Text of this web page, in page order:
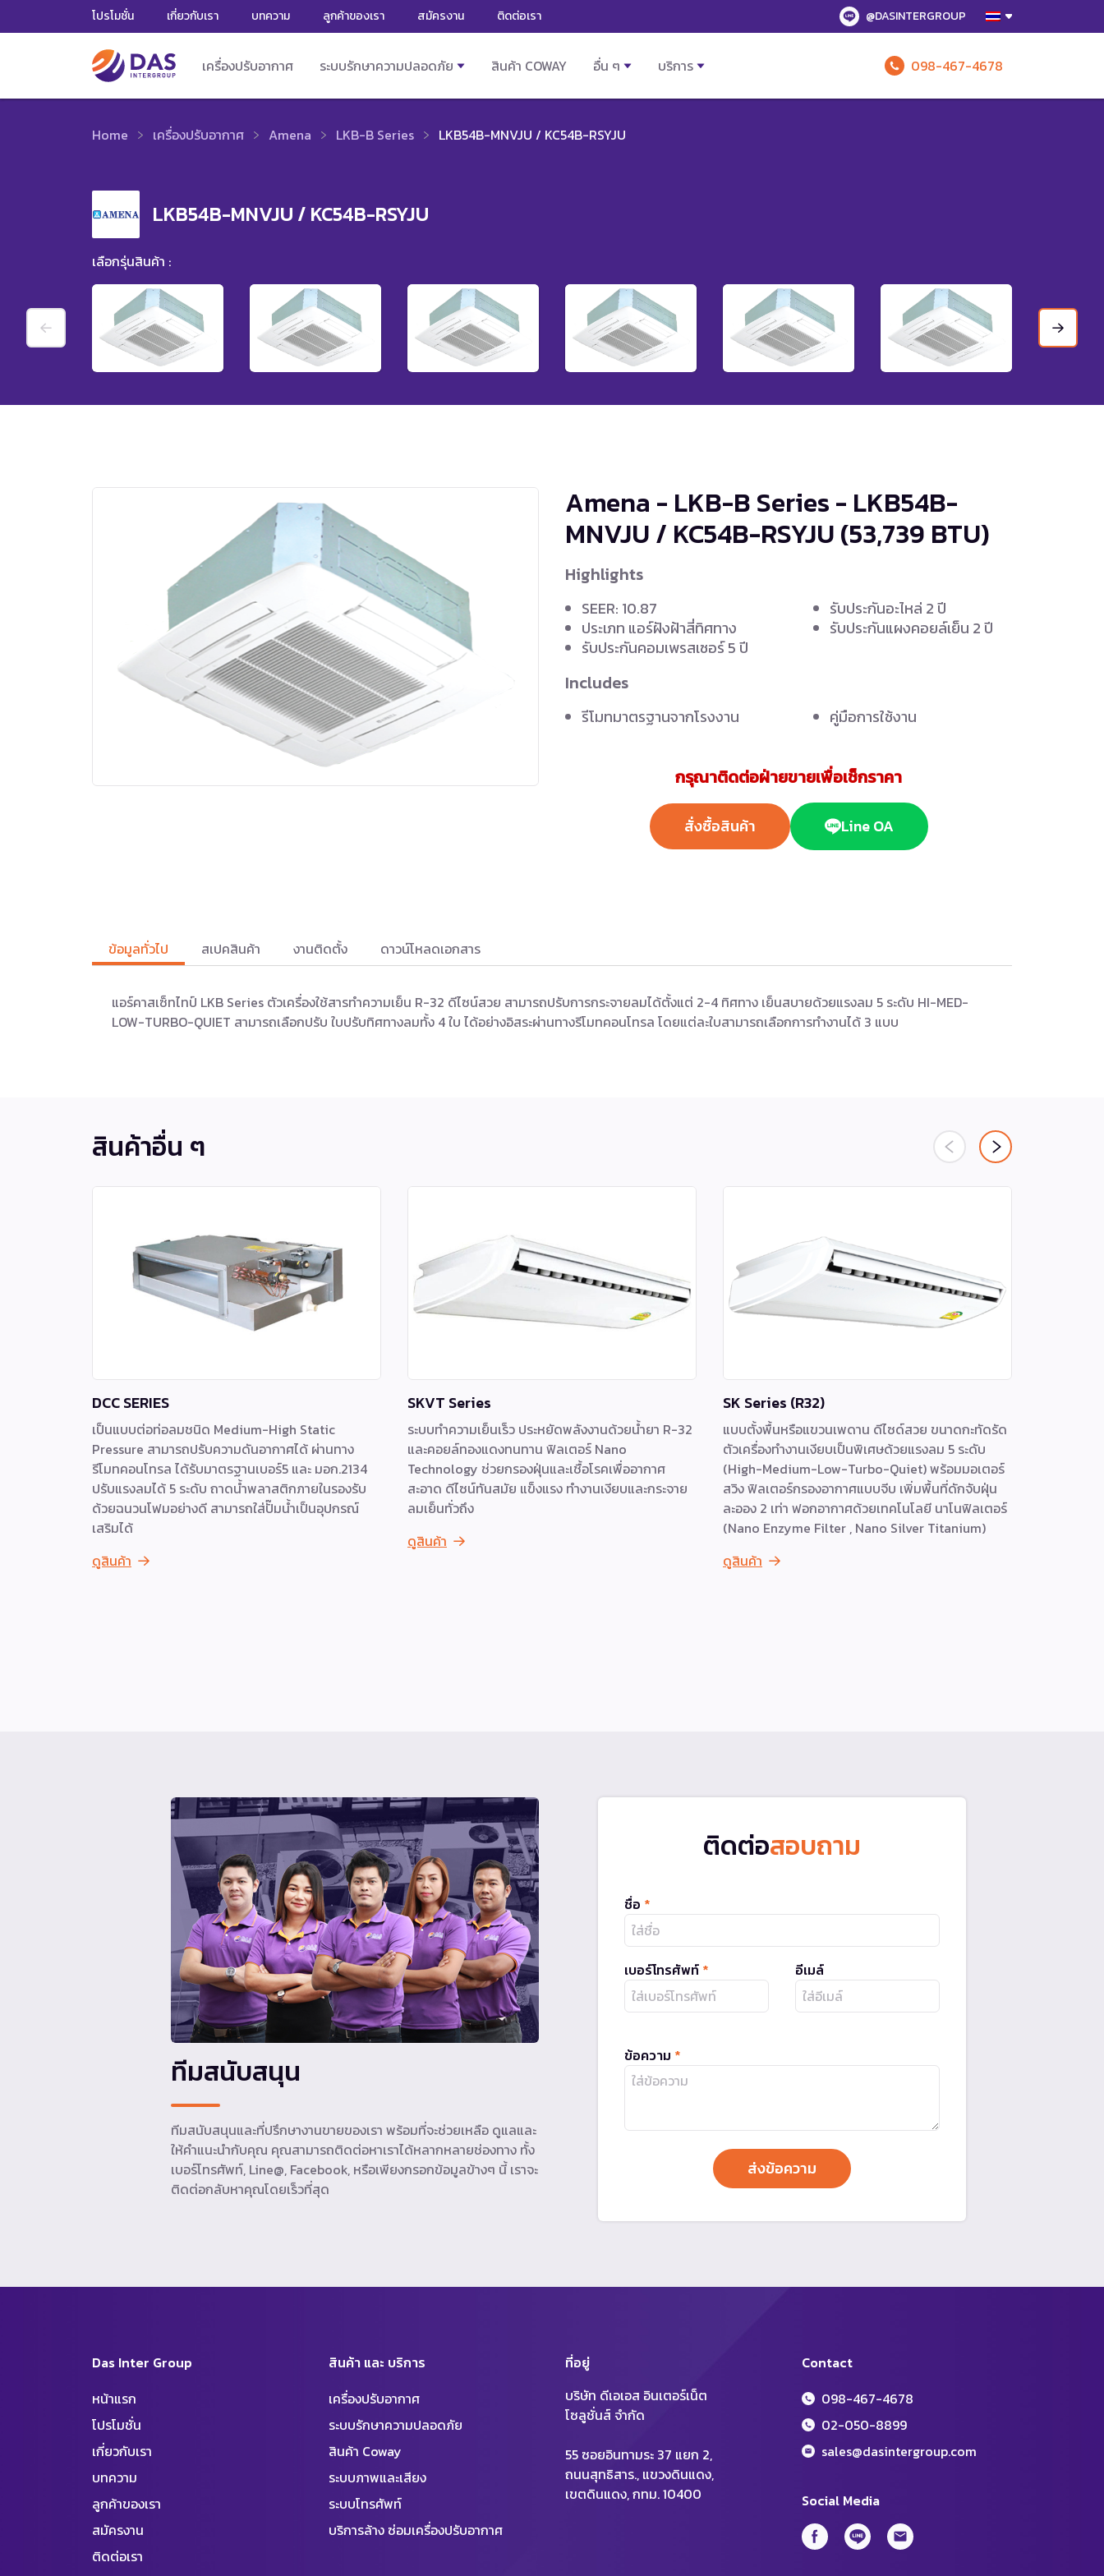
โปรโมชั่น เกี่ยวกับเรา บทความ ลูกค้าของเรา สมัครงาน ติดต่อเรา @DASINTERGROUP
เครื่องปรับอากาศ ระบบรักษาความปลอดภัย สินค้า COWAY อื่น ๆ บริการ 098-467-4678
Home เครื่องปรับอากาศ Amena LKB-B Series LKB54B-MNVJU / KC54B-RSYJU
LKB54B-MNVJU / KC54B-RSYJU
เลือกรุ่นสินค้า :
Amena - LKB-B Series - LKB54B-
MNVJU / KC54B-RSYJU(53,739 BTU)
Highlights
SEER: 10.87
ประเภท แอร์ฝังฝ้าสี่ทิศทาง
รับประกันคอมเพรสเซอร์ 5 ปี
รับประกันอะไหล่ 2 ปี
รับประกันแผงคอยล์เย็น 2 ปี
Includes
รีโมทมาตรฐานจากโรงงาน คู่มือการใช้งาน
กรุณาติดต่อฝ่ายขายเพื่อเช็กราคา
สั่งซื้อสินค้า Line OA
ข้อมูลทั่วไป สเปคสินค้า งานติดตั้ง ดาวน์โหลดเอกสาร
แอร์คาสเซ็ทไทป์ LKB Series ตัวเครื่องใช้สารทำความเย็น R-32 ดีไซน์สวย สามารถปรับการกระจายลมได้ตั้งแต่ 2-4 ทิศทาง เย็นสบายด้วยแรงลม 5 ระดับ HI-MED-
LOW-TURBO-QUIET สามารถเลือกปรับ ใบปรับทิศทางลมทั้ง 4 ใบ ได้อย่างอิสระผ่านทางรีโมทคอนโทรล โดยแต่ละใบสามารถเลือกการทำงานได้ 3 แบบ
สินค้าอื่น ๆ
DCC SERIES
เป็นแบบต่อท่อลมชนิด Medium-High Static
Pressure สามารถปรับความดันอากาศได้ ผ่านทาง
รีโมทคอนโทรล ได้รับมาตรฐานเบอร์5 และ มอก.2134
ปรับแรงลมได้ 5 ระดับ ถาดน้ำพลาสติกภายในรองรับ
ด้วยฉนวนโฟมอย่างดี สามารถใส่ปั๊มน้ำเป็นอุปกรณ์
เสริมได้
ดูสินค้า
SKVT Series
ระบบทำความเย็นเร็ว ประหยัดพลังงานด้วยน้ำยา R-32
และคอยล์ทองแดงทนทาน ฟิลเตอร์ Nano
Technology ช่วยกรองฝุ่นและเชื้อโรคเพื่ออากาศ
สะอาด ดีไซน์ทันสมัย แข็งแรง ทำงานเงียบและกระจาย
ลมเย็นทั่วถึง
ดูสินค้า
SK Series (R32)
แบบตั้งพื้นหรือแขวนเพดาน ดีไซด์สวย ขนาดกะทัดรัด
ตัวเครื่องทำงานเงียบเป็นพิเศษด้วยแรงลม 5 ระดับ
(High-Medium-Low-Turbo-Quiet) พร้อมมอเตอร์
สวิง ฟิลเตอร์กรองอากาศแบบจีบ เพิ่มพื้นที่ดักจับฝุ่น
ละออง 2 เท่า ฟอกอากาศด้วยเทคโนโลยี นาโนฟิลเตอร์
(Nano Enzyme Filter , Nano Silver Titanium)
ดูสินค้า
ติดต่อสอบถาม
ชื่อ *
เบอร์โทรศัพท์ * อีเมล์
ข้อความ *
ทีมสนับสนุน
ทีมสนับสนุนและที่ปรึกษางานขายของเรา พร้อมที่จะช่วยเหลือ ดูแลและ
ให้คำแนะนำกับคุณ คุณสามารถติดต่อหาเราได้หลากหลายช่องทาง ทั้ง
เบอร์โทรศัพท์, Line@, Facebook, หรือเพียงกรอกข้อมูลข้างๆ นี้ เราจะ
ติดต่อกลับหาคุณโดยเร็วที่สุด
Das Inter Group
หน้าแรก
โปรโมชั่น
เกี่ยวกับเรา
บทความ
ลูกค้าของเรา
สมัครงาน
ติดต่อเรา
สินค้า และ บริการ
เครื่องปรับอากาศ
ระบบรักษาความปลอดภัย
สินค้า Coway
ระบบภาพและเสียง
ระบบโทรศัพท์
บริการล้าง ซ่อมเครื่องปรับอากาศ
Social Media
Contact
098-467-4678
02-050-8899
sales@dasintergroup.com
ที่อยู่
บริษัท ดีเอเอส อินเตอร์เน็ต
โซลูชั่นส์ จำกัด
55 ซอยอินทามระ 37 แยก 2,
ถนนสุทธิสาร., แขวงดินแดง,
เขตดินแดง, กทม. 10400